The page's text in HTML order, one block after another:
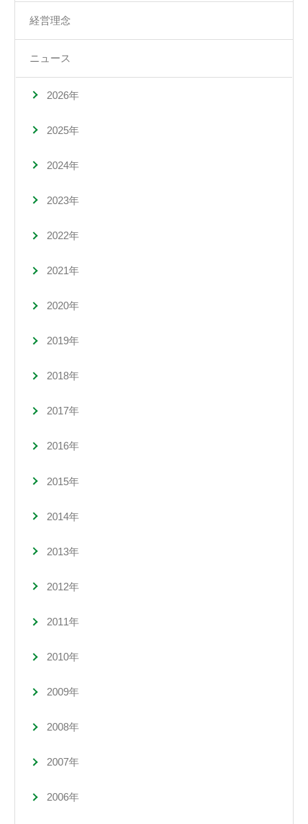
経営理念
ニュース
2026年
2025年
2024年
2023年
2022年
2021年
2020年
2019年
2018年
2017年
2016年
2015年
2014年
2013年
2012年
2011年
2010年
2009年
2008年
2007年
2006年